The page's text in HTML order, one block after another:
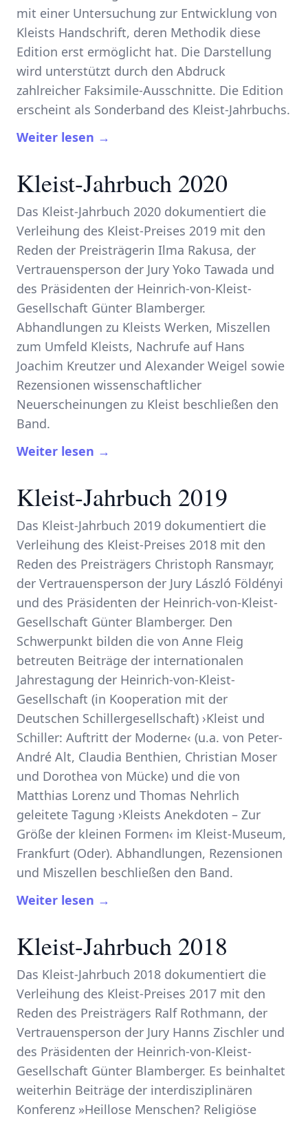
mit einer Untersuchung zur Entwicklung von
Kleists Handschrift, deren Methodik diese
Edition erst ermöglicht hat. Die Darstellung
wird unterstützt durch den Abdruck
zahlreicher Faksimile-Ausschnitte. Die Edition
erscheint als Sonderband des Kleist-Jahrbuchs.
Weiter lesen →
Kleist-Jahrbuch 2020
Das Kleist-Jahrbuch 2020 dokumentiert die
Verleihung des Kleist-Preises 2019 mit den
Reden der Preisträgerin Ilma Rakusa, der
Vertrauensperson der Jury Yoko Tawada und
des Präsidenten der Heinrich-von-Kleist-
Gesellschaft Günter Blamberger.
Abhandlungen zu Kleists Werken, Miszellen
zum Umfeld Kleists, Nachrufe auf Hans
Joachim Kreutzer und Alexander Weigel sowie
Rezensionen wissenschaftlicher
Neuerscheinungen zu Kleist beschließen den
Band.
Weiter lesen →
Kleist-Jahrbuch 2019
Das Kleist-Jahrbuch 2019 dokumentiert die
Verleihung des Kleist-Preises 2018 mit den
Reden des Preisträgers Christoph Ransmayr,
der Vertrauensperson der Jury László Földényi
und des Präsidenten der Heinrich-von-Kleist-
Gesellschaft Günter Blamberger. Den
Schwerpunkt bilden die von Anne Fleig
betreuten Beiträge der internationalen
Jahrestagung der Heinrich-von-Kleist-
Gesellschaft (in Kooperation mit der
Deutschen Schillergesellschaft) ›Kleist und
Schiller: Auftritt der Moderne‹ (u.a. von Peter-
André Alt, Claudia Benthien, Christian Moser
und Dorothea von Mücke) und die von
Matthias Lorenz und Thomas Nehrlich
geleitete Tagung ›Kleists Anekdoten – Zur
Größe der kleinen Formen‹ im Kleist-Museum,
Frankfurt (Oder). Abhandlungen, Rezensionen
und Miszellen beschließen den Band.
Weiter lesen →
Kleist-Jahrbuch 2018
Das Kleist-Jahrbuch 2018 dokumentiert die
Verleihung des Kleist-Preises 2017 mit den
Reden des Preisträgers Ralf Rothmann, der
Vertrauensperson der Jury Hanns Zischler und
des Präsidenten der Heinrich-von-Kleist-
Gesellschaft Günter Blamberger. Es beinhaltet
weiterhin Beiträge der interdisziplinären
Konferenz »Heillose Menschen? Religiöse